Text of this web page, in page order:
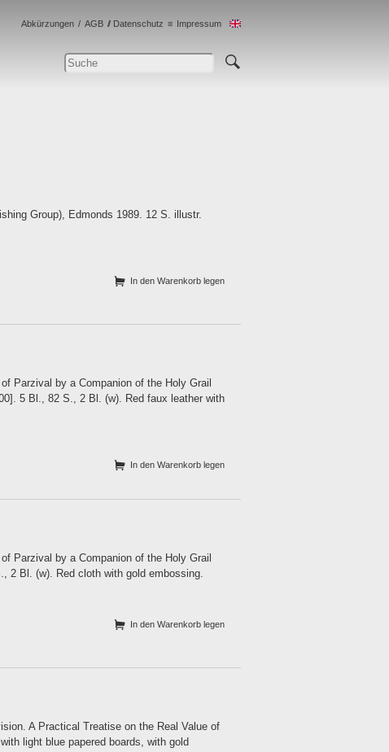
Abkürzungen AGB Datenschutz Impressum
Group), Edmonds 1989. 12 S. illustr.
In den Warenkorb legen
Parzival by a Companion of the Holy Grail
5 Bl., 82 S., 2 Bl. (w). Red faux leather with
In den Warenkorb legen
Parzival by a Companion of the Holy Grail
2 Bl. (w). Red cloth with gold embossing.
In den Warenkorb legen
A Practical Treatise on the Real Value of
light blue papered boards, with gold